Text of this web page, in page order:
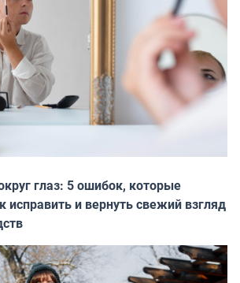
глаз: 5 ошибок, которые
исправить и вернуть свежий взгляд